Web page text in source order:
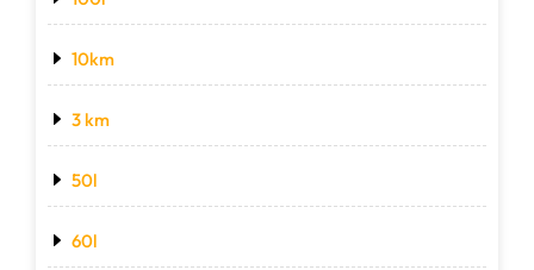
10km
3 km
50l
60l